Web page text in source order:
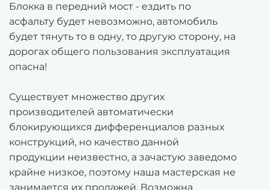
Блокка в передний мост - ездить по
асфальту будет невозможно, автомобиль
будет тянуть то в одну, то другую сторону, на
дорогах общего пользования эксплуатация
опасна!
Существует множество других
производителей автоматически
блокирующихся дифференциалов разных
конструкций, но качество данной
продукции неизвестно, а зачастую заведомо
крайне низкое, поэтому наша мастерская не
занимается их продажей. Возможна